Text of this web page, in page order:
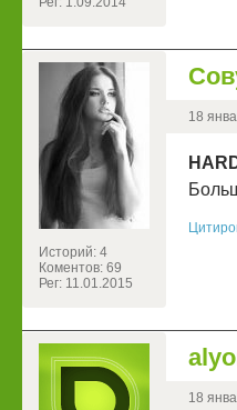
Историй: 4
Коментов: 69
Рег: 11.01.2015
18
18